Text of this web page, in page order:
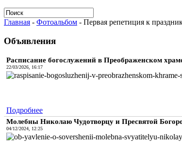
Главная - Фотоальбом - Первая репетиция к
Объявления
Расписание богослужений в Преображенском
22/03/2026, 16:17
Подробнее
Молебны Николаю Чудотворцу и Пресвятой
04/12/2024, 12:25